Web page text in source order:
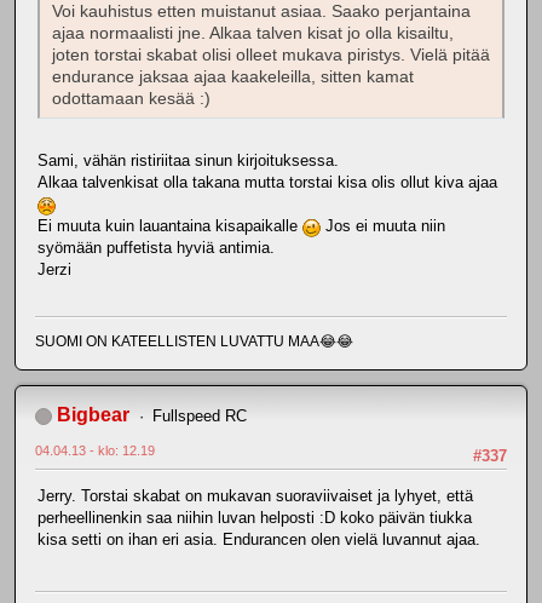
Voi kauhistus etten muistanut asiaa. Saako perjantaina
ajaa normaalisti jne. Alkaa talven kisat jo olla kisailtu,
joten torstai skabat olisi olleet mukava piristys. Vielä pitää
endurance jaksaa ajaa kaakeleilla, sitten kamat
odottamaan kesää :)
Sami, vähän ristiriitaa sinun kirjoituksessa.
Alkaa talvenkisat olla takana mutta torstai kisa olis ollut kiva ajaa
Ei muuta kuin lauantaina kisapaikalle
Jos ei muuta niin
syömään puffetista hyviä antimia.
Jerzi
SUOMI ON KATEELLISTEN LUVATTU MAA😂😂
Bigbear Fullspeed RC
#337
04.04.13 - klo: 12.19
Jerry. Torstai skabat on mukavan suoraviivaiset ja lyhyet, että
perheellinenkin saa niihin luvan helposti :D koko päivän tiukka
kisa setti on ihan eri asia. Endurancen olen vielä luvannut ajaa.